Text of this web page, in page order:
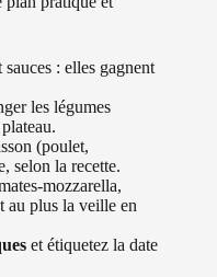
sauces : elles gagnent
les légumes
(poulet,
selon la recette.
mozzarella,
au plus la veille en
et étiquetez la date